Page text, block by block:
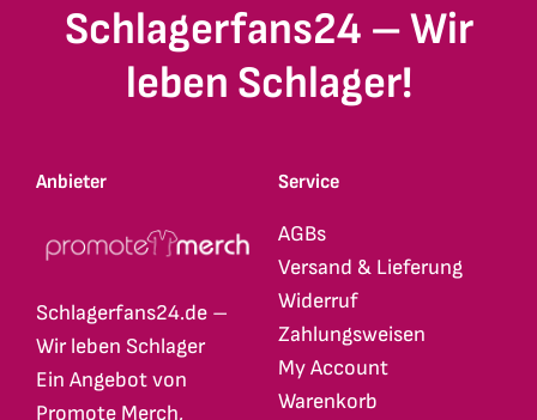
Schlagerfans24 – Wir
leben Schlager!
Anbieter
Schlagerfans24.de –
Wir leben Schlager
Ein Angebot von
Promote Merch,
Service
AGBs
Versand & Lieferung
Widerruf
Zahlungsweisen
My Account
Warenkorb